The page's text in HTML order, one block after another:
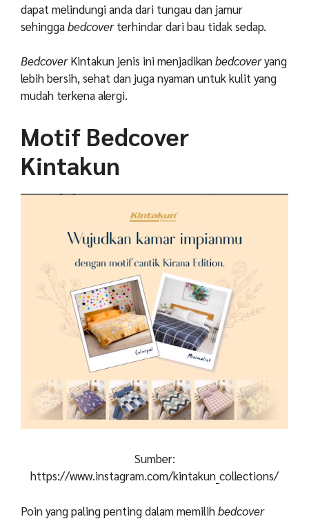
dapat melindungi anda dari tungau dan jamur
sehinggabedcoverterhindar dari bau tidak sedap.
BedcoverKintakun jenis ini menjadikanbedcoveryang
lebih bersih, sehat dan juga nyaman untuk kulit yang
mudah terkena alergi.
Motif Bedcover
Kintakun
Sumber:
https://www.instagram.com/kintakun_collections/
Poin yang paling penting dalam memilihbedcover